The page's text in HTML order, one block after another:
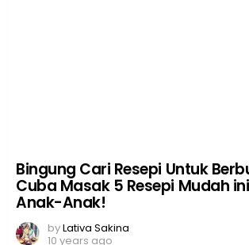
Bingung Cari Resepi Untuk
Cuba Masak 5 Resepi Mudah
Anak-Anak!
byLativa Sakina
10 years ago